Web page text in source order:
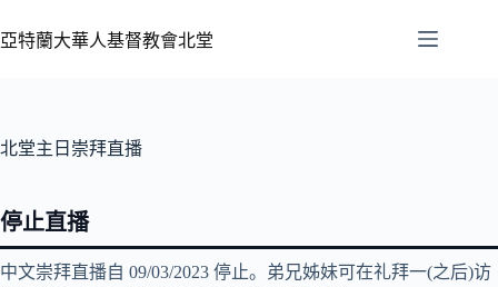
亞特蘭大華人基督教會北堂
北堂主日崇拜直播
停止直播
中文崇拜直播自 09/03/2023 停止。弟兄姊妹可在礼拜一(之后)访